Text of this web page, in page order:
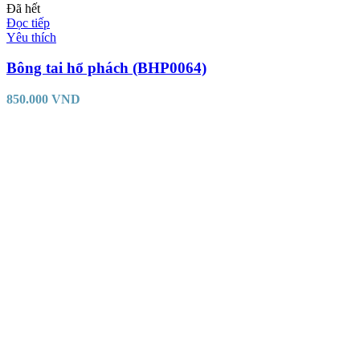
Đã hết
Đọc tiếp
Yêu thích
Bông tai hổ phách (BHP0064)
850.000 VND